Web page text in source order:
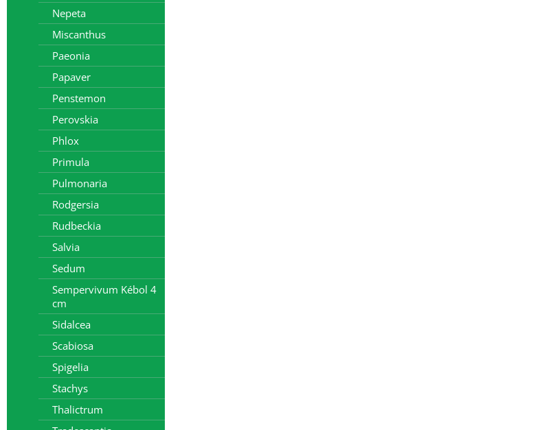
Nepeta
Miscanthus
Paeonia
Papaver
Penstemon
Perovskia
Phlox
Primula
Pulmonaria
Rodgersia
Rudbeckia
Salvia
Sedum
Sempervivum Kébol 4
cm
Sidalcea
Scabiosa
Spigelia
Stachys
Thalictrum